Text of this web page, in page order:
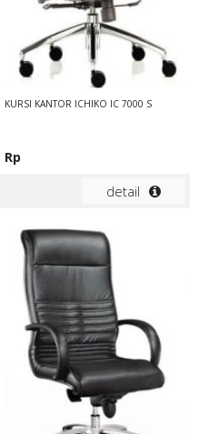
KURSI KANTOR ICHIKO IC 7000 S
Rp
detail